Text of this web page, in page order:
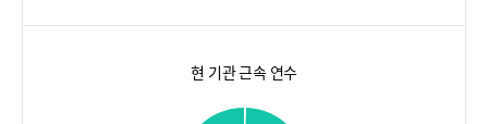
현 기관 근속 연수